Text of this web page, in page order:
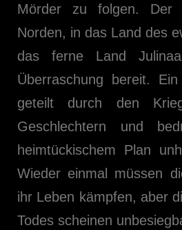
Mörder zu folgen. Der
Norden, in das Land des
das ferne Land
Überraschung bereit.
geteilt durch den
Geschlechtern und
heimtückischem Plan
Wieder einmal müssen
ihr Leben kämpfen, aber
Todes scheinen